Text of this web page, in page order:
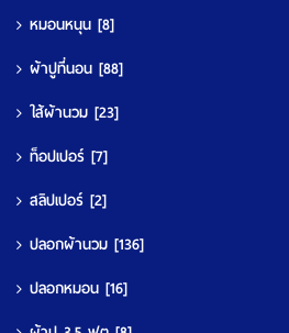
หมอนหนุน [8]
ผ้าปูที่นอน [88]
ใส้ผ้านวม [23]
ท็อปเปอร์ [7]
สลิปเปอร์ [2]
ปลอกผ้านวม [136]
ปลอกหมอน [16]